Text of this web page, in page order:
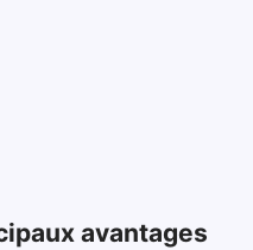
avantages